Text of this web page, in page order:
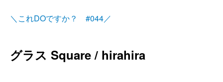
＼これDOですか？ #044／
グラス Square / hirahira